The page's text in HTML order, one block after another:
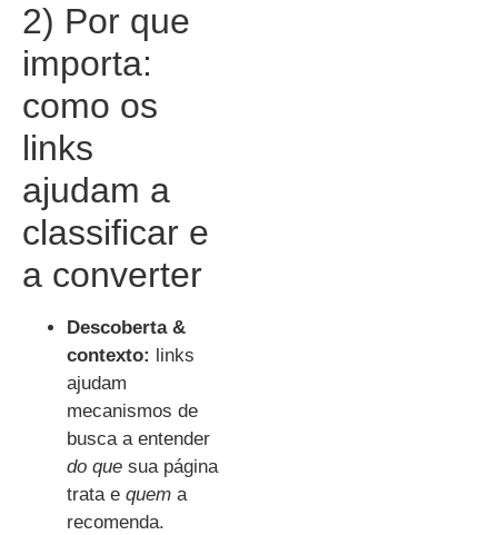
2) Por que
importa:
como os
links
ajudam a
classificar e
a converter
Descoberta &
contexto: links
ajudam
mecanismos de
busca a entender
do que sua página
trata e quem a
recomenda.